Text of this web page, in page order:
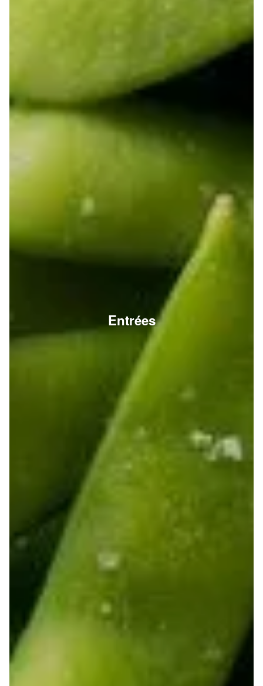
Entrées